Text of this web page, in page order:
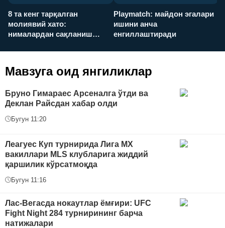
8 та кенг тарқалган
молиявий хато:
нималардан сақланиш
Playmatch: майдон эгалари
ишини анча
енгиллаштиради
Мавзуга оид янгиликлар
Бруно Гимараес Арсеналга ўтди ва
Деклан Райсдан хабар олди
Бугун 11:20
Леагуес Куп турнирида Лига МХ
вакиллари MLS клубларига жиддий
қаршилик кўрсатмоқда
Бугун 11:16
Лас-Вегасда нокаутлар ёмғири: UFC
Fight Night 284 турнирининг барча
натижалари